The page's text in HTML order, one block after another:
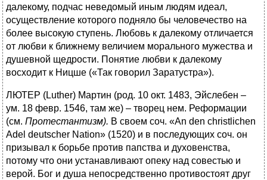
далекому, подчас неведомый иным людям идеал,
осуществление которого подняло бы человечество на
более высокую ступень. Любовь к далекому отличается
от любви к ближнему величием морального мужества и
душевной щедрости. Понятие любви к далекому
восходит к Ницше («Так говорил Заратустра»).
ЛЮТЕР (Luther) Мартин (род. 10 окт. 1483, Эйслебен –
ум. 18 февр. 1546, там же) – творец нем. Реформации
(см. Протестантизм). В своем соч. «An den christlichen
Adel deutscher Nation» (1520) и в последующих соч. он
призывал к борьбе против папства и духовенства,
потому что они устанавливают опеку над совестью и
верой. Бог и душа непосредственно противостоят друг